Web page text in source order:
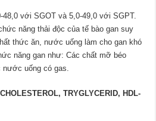
với SGOT và 5,0-49,0 với SGPT.
năng thải độc của tế bào gan suy
thức ăn, nước uống làm cho gan khó
năng gan như: Các chất mỡ béo
nước uống có gas.
TRYGLYCERID, HDL-